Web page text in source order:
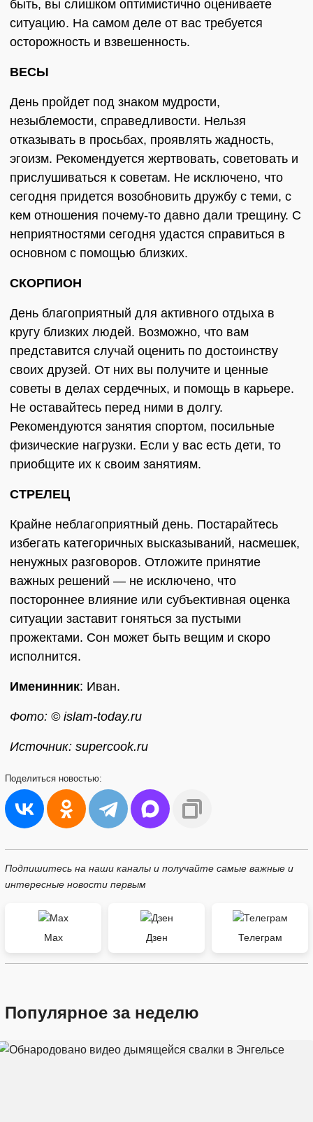
быть, вы слишком оптимистично оцениваете
ситуацию. На самом деле от вас требуется
осторожность и взвешенность.
ВЕСЫ
День пройдет под знаком мудрости,
незыблемости, справедливости. Нельзя
отказывать в просьбах, проявлять жадность,
эгоизм. Рекомендуется жертвовать, советовать и
прислушиваться к советам. Не исключено, что
сегодня придется возобновить дружбу с теми, с
кем отношения почему-то давно дали трещину. С
неприятностями сегодня удастся справиться в
основном с помощью близких.
СКОРПИОН
День благоприятный для активного отдыха в
кругу близких людей. Возможно, что вам
представится случай оценить по достоинству
своих друзей. От них вы получите и ценные
советы в делах сердечных, и помощь в карьере.
Не оставайтесь перед ними в долгу.
Рекомендуются занятия спортом, посильные
физические нагрузки. Если у вас есть дети, то
приобщите их к своим занятиям.
СТРЕЛЕЦ
Крайне неблагоприятный день. Постарайтесь
избегать категоричных высказываний, насмешек,
ненужных разговоров. Отложите принятие
важных решений — не исключено, что
постороннее влияние или субъективная оценка
ситуации заставит гоняться за пустыми
прожектами. Сон может быть вещим и скоро
исполнится.
Именинник: Иван.
Фото: © islam-today.ru
Источник: supercook.ru
Поделиться новостью:
Подпишитесь на наши каналы и получайте самые важные и
интересные новости первым
Max Дзен Телеграм
Популярное за неделю